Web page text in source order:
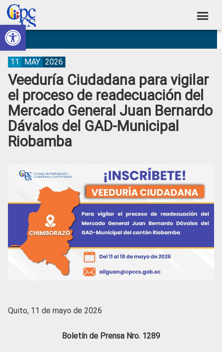
Abrir barra de herramientas
Skip
to
primary
navigation
Skip
to
main
content
Skip
to
primary
sidebar
Skip
to
footer
Consejo
de
Participación
Ciudadana
Control
Social
Construyendo
Poder
Ciudadano
Veeduría Ciudadana para vigilar
el proceso de readecuación del
Mercado General Juan Bernardo
Dávalos del GAD-Municipal
Riobamba
11 MAY 2026
Quito, 11 de mayo de 2026
Boletín de Prensa Nro. 1289